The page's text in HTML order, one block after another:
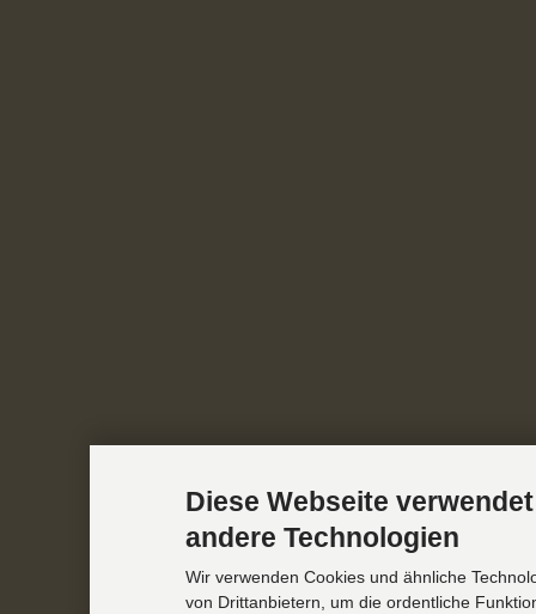
Diese Webseite
andere Technologien
Wir verwenden Cookies und ähnliche
von Drittanbietern, um die ordentliche